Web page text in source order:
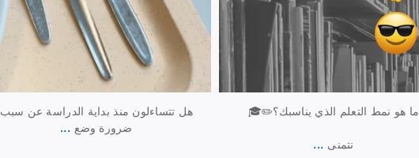
هل تتساءلون منذ بداية الدراسة عن سبب
ضرورة وضع ...
ما هو نمط التعلم الذي يناسبك؟✏️🎓
نتمنى ...